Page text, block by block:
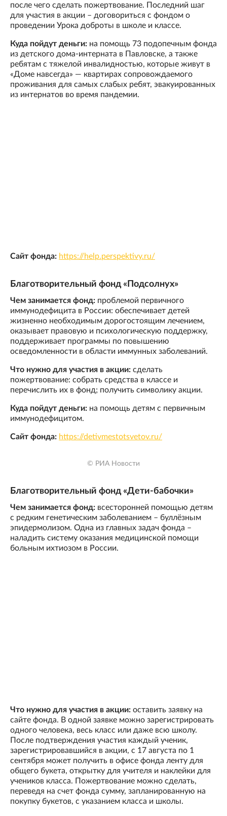
после чего сделать пожертвование. Последний шаг
для участия в акции – договориться с фондом о
проведении Урока доброты в школе и классе.
Куда пойдут деньги: на помощь 73 подопечным фонда
из детского дома-интерната в Павловске, а также
ребятам с тяжелой инвалидностью, которые живут в
«Доме навсегда» — квартирах сопровождаемого
проживания для самых слабых ребят, эвакуированных
из интернатов во время пандемии.
Сайт фонда: https://help.perspektivy.ru/
Благотворительный фонд «Подсолнух»
Чем занимается фонд: проблемой первичного
иммунодефицита в России: обеспечивает детей
жизненно необходимым дорогостоящим лечением,
оказывает правовую и психологическую поддержку,
поддерживает программы по повышению
осведомленности в области иммунных заболеваний.
Что нужно для участия в акции: сделать
пожертвование: собрать средства в классе и
перечислить их в фонд; получить символику акции.
Куда пойдут деньги: на помощь детям с первичным
иммунодефицитом.
Сайт фонда: https://detivmestotsvetov.ru/
© РИА Новости
Благотворительный фонд «Дети-бабочки»
Чем занимается фонд: всесторонней помощью детям
с редким генетическим заболеванием – буллёзным
эпидермолизом. Одна из главных задач фонда –
наладить систему оказания медицинской помощи
больным ихтиозом в России.
Что нужно для участия в акции: оставить заявку на
сайте фонда. В одной заявке можно зарегистрировать
одного человека, весь класс или даже всю школу.
После подтверждения участия каждый ученик,
зарегистрировавшийся в акции, с 17 августа по 1
сентября может получить в офисе фонда ленту для
общего букета, открытку для учителя и наклейки для
учеников класса. Пожертвование можно сделать,
переведя на счет фонда сумму, запланированную на
покупку букетов, с указанием класса и школы.